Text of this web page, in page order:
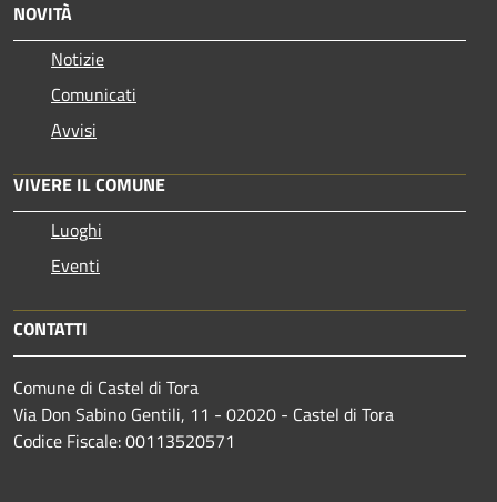
NOVITÀ
Notizie
Comunicati
Avvisi
VIVERE IL COMUNE
Luoghi
Eventi
CONTATTI
Comune di Castel di Tora
Via Don Sabino Gentili, 11 - 02020 - Castel di Tora
Codice Fiscale: 00113520571